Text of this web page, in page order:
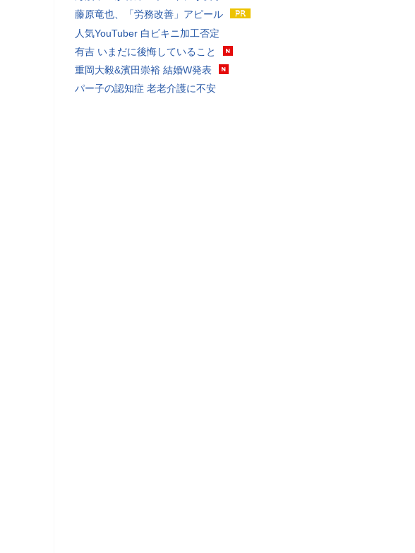
藤原竜也、「労務改善」アピール
人気YouTuber 白ビキニ加工否定
有吉 いまだに後悔していること
重岡大毅&濱田崇裕 結婚W発表
パー子の認知症 老老介護に不安